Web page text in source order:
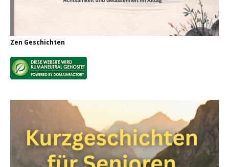
Zen Geschichten